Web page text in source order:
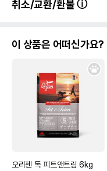
수입자를 함께 표기
전화번호
유통기한
취소/교환/환불
이 상품은 어떠신가요?
오리젠 독 피트앤트림 6kg